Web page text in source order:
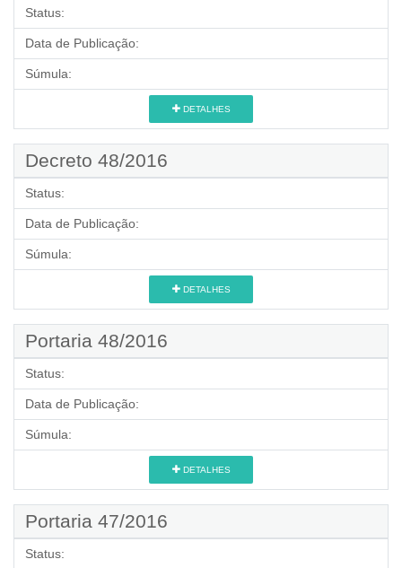
Status:
Data de Publicação:
Súmula:
DETALHES
Decreto 48/2016
Status:
Data de Publicação:
Súmula:
DETALHES
Portaria 48/2016
Status:
Data de Publicação:
Súmula:
DETALHES
Portaria 47/2016
Status: